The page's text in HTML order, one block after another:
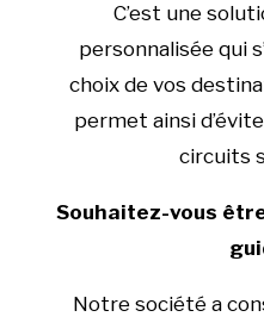
C’est une
personnalisée qui
choix de vos
permet ainsi
circuits
Souhaitez-vous
Notre société a